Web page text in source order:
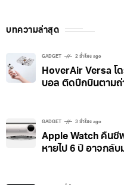
บทความล่าสุด
GADGET 2 ชั่วโมง ago
HoverAir Versa โ
บอล ติดปีกบินตามถ่
GADGET 3 ชั่วโมง ago
Apple Watch คืนชี
หายไป 6 ปี อาจกลับ